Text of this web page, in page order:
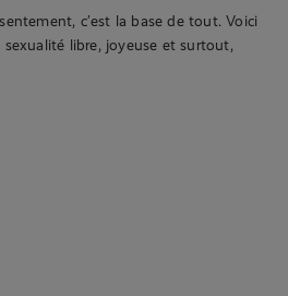
c’est la base de tout. Voici
libre, joyeuse et surtout,